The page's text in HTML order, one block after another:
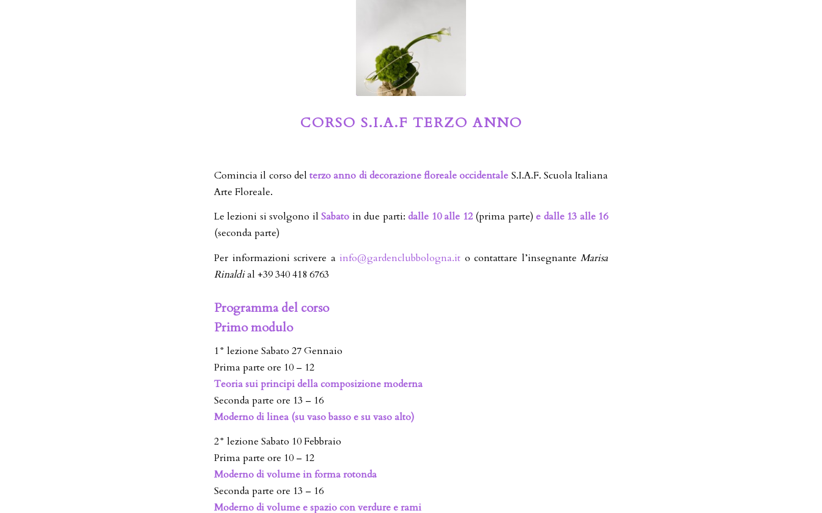
CORSO S.I.A.F TERZO ANNO
Comincia il corso del terzo anno di decorazione floreale occidentale S.I.A.F. Scuola Italiana
Arte Floreale.
Le lezioni si svolgono ilSabato in due parti:dalle 10 alle 12 (prima parte) e dalle 13 alle 16
(seconda parte)
Per informazioni scrivere a info@gardenclubbologna.it o contattare l’insegnante Marisa
Rinaldial +39 340 418 6763
Programma del corso
Primo modulo
1° lezione Sabato 27 Gennaio
Prima parte ore 10 – 12
Teoria sui principi della composizione moderna
Seconda parte ore 13 – 16
Moderno di linea (su vaso basso e su vaso alto)
2° lezione Sabato 10 Febbraio
Prima parte ore 10 – 12
Moderno di volume in forma rotonda
Seconda parte ore 13 – 16
Moderno di volume e spazio con verdure e rami